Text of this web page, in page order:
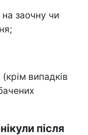
на заочну чи
випадків
після